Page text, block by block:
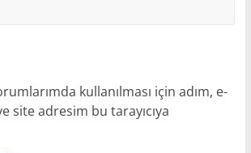
kullanılması için adım, e-
site adresim bu tarayıcıya